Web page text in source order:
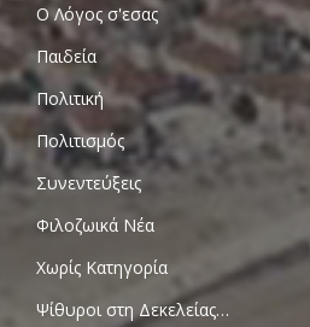
Ο Λόγος σ'εσας
Παιδεία
Πολιτική
Πολιτισμός
Συνεντεύξεις
Φιλοζωικά Νέα
Χωρίς Κατηγορία
Ψίθυροι στη Δεκελείας…